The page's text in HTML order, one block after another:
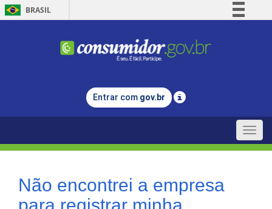
BRASIL
Comunica BR
Legislação
Entrar com gov.br
Toggle
Não encontrei a empresa